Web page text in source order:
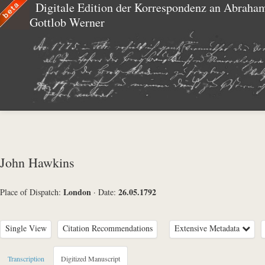
Digitale Edition der Korrespondenz an
Gottlob Werner
John Hawkins
Place of Dispatch: London · Date: 26.05.1792
Single View Citation Recommendations Extensive Metadata
Metadata Concerning Header
Transcription Digitized Manuscript